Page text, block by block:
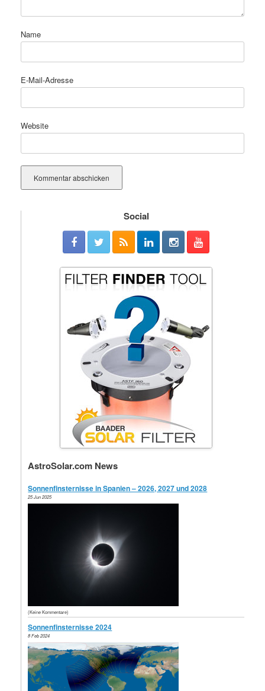
Name
E-Mail-Adresse
Website
Social
AstroSolar.com News
Sonnenfinsternisse in Spanien – 2026, 2027 und 2028
25 Jun 2025
(Keine Kommentare)
Sonnenfinsternisse 2024
8 Feb 2024